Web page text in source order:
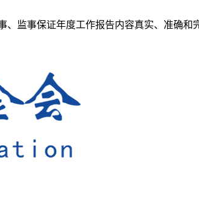
监事保证年度工作报告内容真实、准确和